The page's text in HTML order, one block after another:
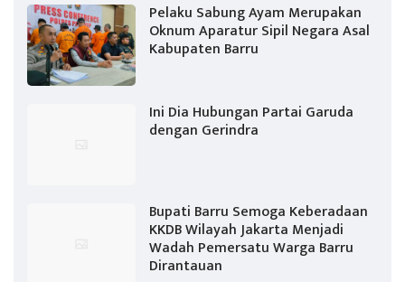
Pelaku Sabung Ayam Merupakan
Oknum Aparatur Sipil Negara Asal
Kabupaten Barru
Ini Dia Hubungan Partai Garuda
dengan Gerindra
Bupati Barru Semoga Keberadaan
KKDB Wilayah Jakarta Menjadi
Wadah Pemersatu Warga Barru
Dirantauan